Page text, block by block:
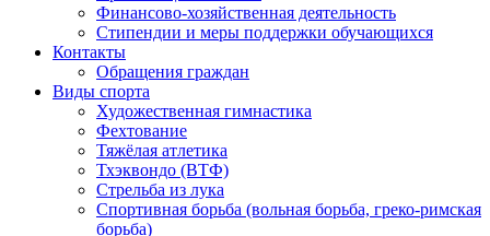
Финансово-хозяйственная деятельность
Стипендии и меры поддержки обучающихся
Контакты
Обращения граждан
Виды спорта
Художественная гимнастика
Фехтование
Тяжёлая атлетика
Тхэквондо (ВТФ)
Стрельба из лука
Спортивная борьба (вольная борьба, греко-римская
борьба)